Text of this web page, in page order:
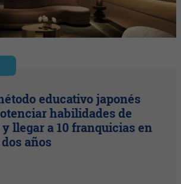
educativo japonés
habilidades de
llegar a 10 franquicias en
años